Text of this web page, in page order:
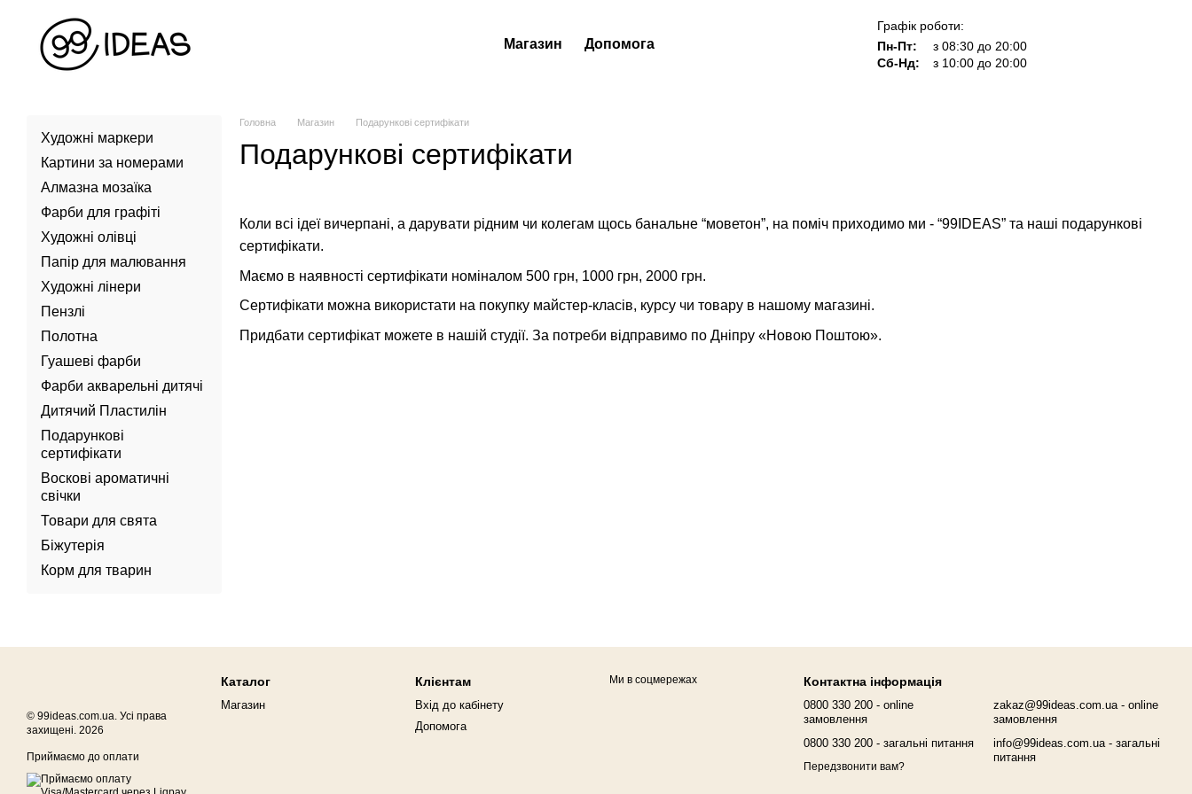
Магазин Допомога
Графік роботи:
Пн-Пт:
з 08:30 до 20:00
Сб-Нд:
з 10:00 до 20:00
Головна Магазин Подарункові сертифікати
Подарункові сертифікати
Коли всі ідеї вичерпані, а дарувати рідним чи колегам щось банальне “моветон”, на поміч приходимо ми - “99IDEAS” та наші подарункові
сертифікати.
Маємо в наявності сертифікати номіналом 500 грн, 1000 грн, 2000 грн.
Сертифікати можна використати на покупку майстер-класів, курсу чи товару в нашому магазині.
Придбати сертифікат можете в нашій студії. За потреби відправимо по Дніпру «Новою Поштою».
Художні маркери
Картини за номерами
Алмазна мозаїка
Фарби для графіті
Художні олівці
Папір для малювання
Художні лінери
Пензлі
Полотна
Гуашеві фарби
Фарби акварельні дитячі
Дитячий Пластилін
Подарункові
сертифікати
Воскові ароматичні
свічки
Товари для свята
Біжутерія
Корм для тварин
© 99ideas.com.ua. Усі права
захищені. 2026
Приймаємо до оплати
Каталог
Магазин
Клієнтам
Вхід до кабінету
Допомога
Ми в соцмережах Контактна інформація
0800 330 200 - online
замовлення
0800 330 200 - загальні питання
Передзвонити вам?
zakaz@99ideas.com.ua - online
замовлення
info@99ideas.com.ua - загальні
питання